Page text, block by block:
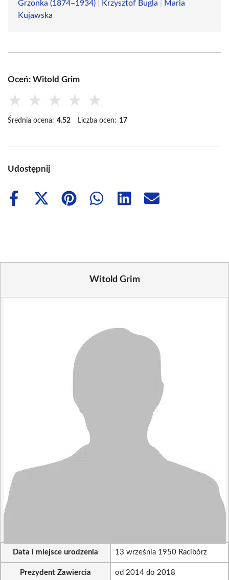
Grzonka (1874–1934) Krzysztof Bugla
Maria
Kujawska
Oceń: Witold Grim
★ ★ ★ ★ ★
Średnia ocena: 4.52 Liczba ocen: 17
Udostępnij
Share
Share
Share
Share
Share
Share
Witold Grim
Data i miejsce urodzenia 13 września 1950 Racibórz
Prezydent Zawiercia od 2014 do 2018